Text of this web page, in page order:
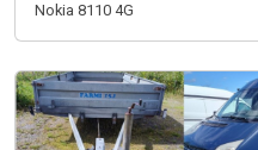
Nokia 8110 4G